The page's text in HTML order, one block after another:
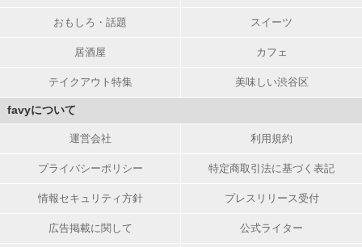
おもしろ・話題 スイーツ
居酒屋 カフェ
テイクアウト特集 美味しい渋谷区
favyについて
運営会社 利用規約
プライバシーポリシー 特定商取引法に基づく表記
情報セキュリティ方針 プレスリリース受付
広告掲載に関して 公式ライター